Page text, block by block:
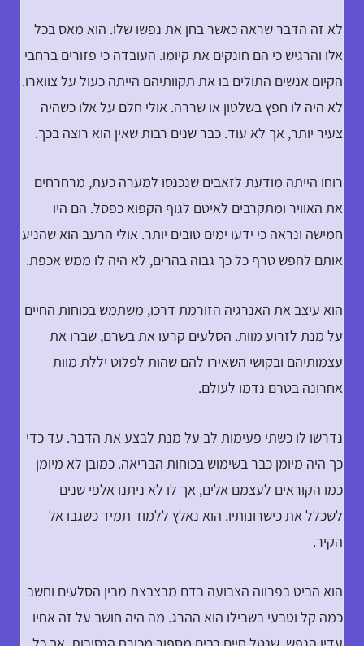
לא זה הדבר שראה כאשר בחן את נפשו שלו. הוא מאס בכל
אלו והרגיש כי הם חונקים את קיומו. העובדה כי פזורים ברחבי
הקיום אנשים התולים בו את תקוותיהם הייתה כעול על צווארו.
לא היה לו חפץ בשלטון או שררה. אולי חלם על אלו כשהיה
צעיר יותר, אך לא עוד. כבר שנים רבות שאין הוא רוצה בכך.
רוחו הייתה מודעת לזאבים שנכנסו למערה כעת, מרחרחים
את האוויר ומתקרבים לאיטם לגוף הקפוא כפסל. הם היו
חמישה ונראה כי ידעו ימים טובים יותר. אולי הרעב הוא שהניע
אותם לחפש טרף כל כך גבוה בהרים, לא היה לו ממש אכפת.
הוא עיצב את האנרגיה הזורמת דרכו, משתמש בכוחות החיים
על מנת לזרוע מוות. הסלעים קרעו את בשרם, שברו את
עצמותיהם ובקושי השאירו להם שהות לפלוט יללת מוות
אחרונה בטרם נדמו לעולם.
נדרשו לו כשתי פעימות לב על מנת לבצע את הדבר. עד כדי
כך היה מיומן כבר בשימוש בכוחות הבריאה. כמובן לא מיומן
כמו הקוראים לעצמם אלים, אך לו לא ניתנו אלפי שנים
לשכלל את כישרונותיו. הוא נאלץ ללמוד תמיד כשגבו אל
הקיר.
הוא הביט בפרווה הצבועה בדם מבצבצת מבין הסלעים וחשב
כמה קל וטבעי בשבילו הוא ההרג. מה היה חושב על זה אחיו